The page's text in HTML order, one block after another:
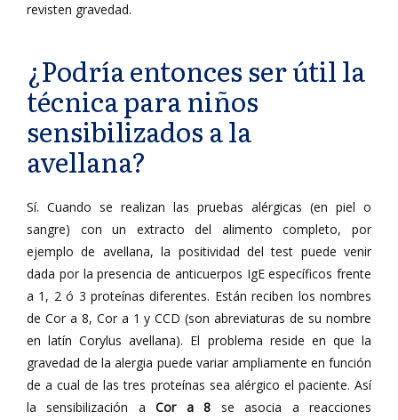
revisten gravedad.
¿Podría entonces ser útil la
técnica para niños
sensibilizados a la
avellana?
Sí. Cuando se realizan las pruebas alérgicas (en piel o
sangre) con un extracto del alimento completo, por
ejemplo de avellana, la positividad del test puede venir
dada por la presencia de anticuerpos IgE específicos frente
a 1, 2 ó 3 proteínas diferentes. Están reciben los nombres
de Cor a 8, Cor a 1 y CCD (son abreviaturas de su nombre
en latín Corylus avellana). El problema reside en que la
gravedad de la alergia puede variar ampliamente en función
de a cual de las tres proteínas sea alérgico el paciente. Así
la sensibilización a Cor a 8 se asocia a reacciones